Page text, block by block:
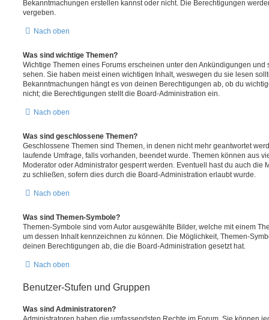
Bekanntmachungen erstellen kannst oder nicht. Die Berechtigungen
vergeben.
Nach oben
Was sind wichtige Themen?
Wichtige Themen eines Forums erscheinen unter den Ankündigungen und
sehen. Sie haben meist einen wichtigen Inhalt, weswegen du sie lesen
Bekanntmachungen hängt es von deinen Berechtigungen ab, ob du
nicht; die Berechtigungen stellt die Board-Administration ein.
Nach oben
Was sind geschlossene Themen?
Geschlossene Themen sind Themen, in denen nicht mehr geantwortet
laufende Umfrage, falls vorhanden, beendet wurde. Themen können aus
Moderator oder Administrator gesperrt werden. Eventuell hast du auch die
zu schließen, sofern dies durch die Board-Administration erlaubt wurde.
Nach oben
Was sind Themen-Symbole?
Themen-Symbole sind vom Autor ausgewählte Bilder, welche mit einem
um dessen Inhalt kennzeichnen zu können. Die Möglichkeit, Themen-
deinen Berechtigungen ab, die die Board-Administration gesetzt hat.
Nach oben
Benutzer-Stufen und Gruppen
Was sind Administratoren?